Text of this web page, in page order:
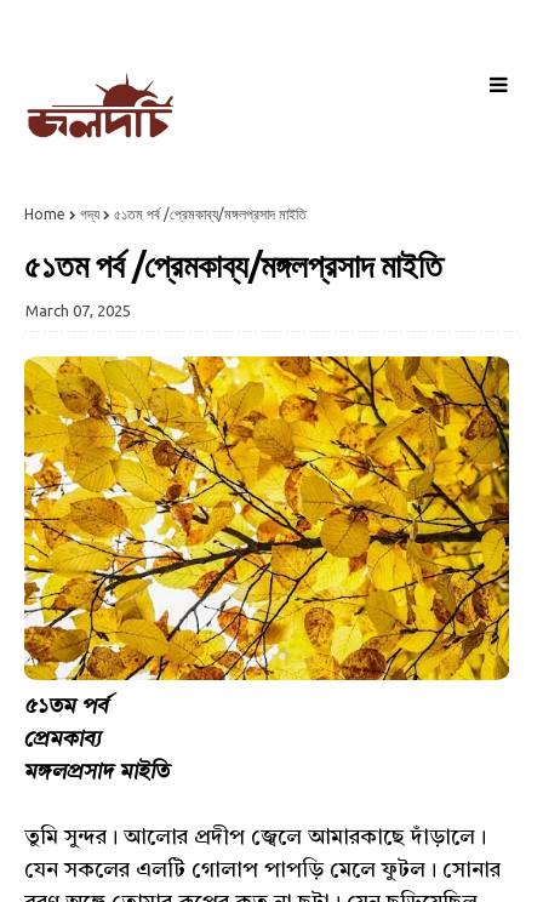
Home গদ্য ৫১তম পর্ব /প্রেমকাব্য/মঙ্গলপ্রসাদ মাইতি
৫১তম পর্ব /প্রেমকাব্য/মঙ্গলপ্রসাদ মাইতি
March 07, 2025
৫১তম পর্ব
প্রেমকাব্য
মঙ্গলপ্রসাদ মাইতি
তুমি সুন্দর। আলোর প্রদীপ জ্বেলে আমারকাছে দাঁড়ালে।
যেন সকলের এলটি গোলাপ পাপড়ি মেলে ফুটল। সোনার